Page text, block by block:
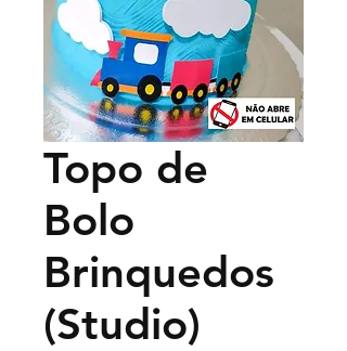
Topo de
Bolo
Brinquedos
(Studio)